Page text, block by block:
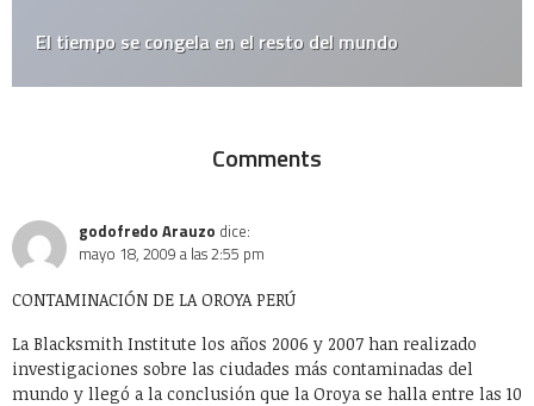
El tiempo se congela en el resto del mundo
Comments
godofredo Arauzo dice:
mayo 18, 2009 a las 2:55 pm
CONTAMINACIÓN DE LA OROYA PERÚ
La Blacksmith Institute los años 2006 y 2007 han realizado
investigaciones sobre las ciudades más contaminadas del
mundo y llegó a la conclusión que la Oroya se halla entre las 10